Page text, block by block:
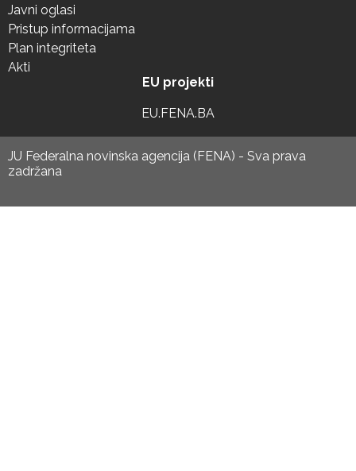
Javni oglasi
Pristup informacijama
Plan integriteta
Akti
EU projekti
EU.FENA.BA
JU Federalna novinska agencija (FENA) - Sva prava
zadržana